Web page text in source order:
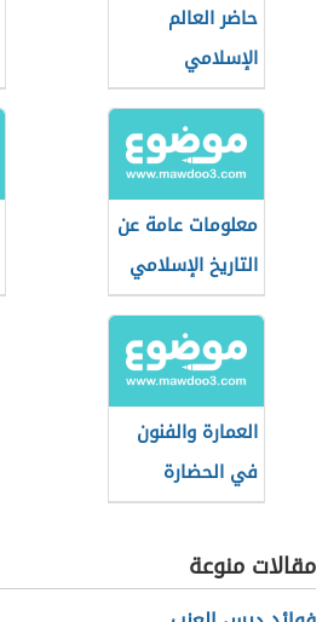
حاضر العالم
الإسلامي
معلومات عامة عن
التاريخ الإسلامي
العمارة والفنون
في الحضارة
الإسلامية
مقالات منوعة